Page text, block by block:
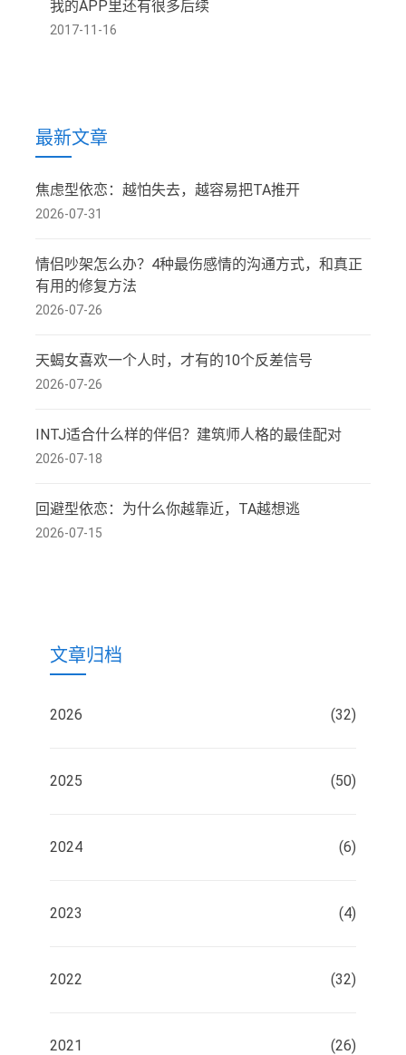
我的APP里还有很多后续
2017-11-16
最新文章
焦虑型依恋：越怕失去，越容易把TA推开
2026-07-31
情侣吵架怎么办？4种最伤感情的沟通方式，和真正
有用的修复方法
2026-07-26
天蝎女喜欢一个人时，才有的10个反差信号
2026-07-26
INTJ适合什么样的伴侣？建筑师人格的最佳配对
2026-07-18
回避型依恋：为什么你越靠近，TA越想逃
2026-07-15
文章归档
2026 (32)
2025 (50)
2024 (6)
2023 (4)
2022 (32)
2021 (26)